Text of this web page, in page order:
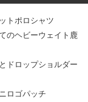
トポロシャツ
のヘビーウェイト鹿
ドロップショルダー
ロゴパッチ